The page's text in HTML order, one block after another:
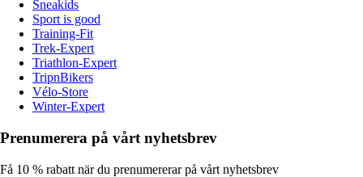
Sneakids
Sport is good
Training-Fit
Trek-Expert
Triathlon-Expert
TripnBikers
Vélo-Store
Winter-Expert
Prenumerera på vårt nyhetsbrev
Få 10 % rabatt när du prenumererar på vårt nyhetsbrev